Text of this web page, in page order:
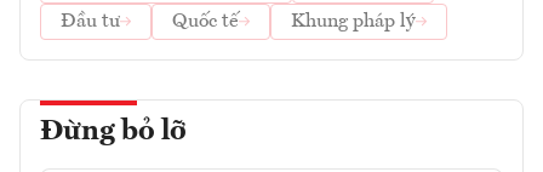
Đầu tư
Quốc tế Khung pháp lý
Đừng bỏ lỡ